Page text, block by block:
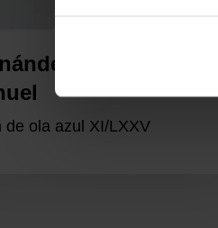
Mompó,
de ola azul XI/LXXV